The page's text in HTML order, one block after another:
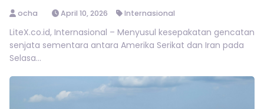
ocha April 10, 2026 Internasional
LiteX.co.id, Internasional – Menyusul kesepakatan gencatan
senjata sementara antara Amerika Serikat dan Iran pada
Selasa...